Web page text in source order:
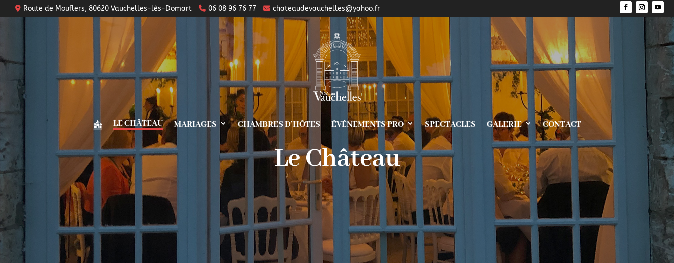
Route de Mouflers, 80620 Vauchelles-lès-Domart 06 08 96 76 77 chateaudevauchelles@yahoo.fr
LE CHÂTEAU MARIAGES CHAMBRES D’HÔTES ÉVÉNEMENTS PRO SPECTACLES GALERIE CONTACT
Le Château